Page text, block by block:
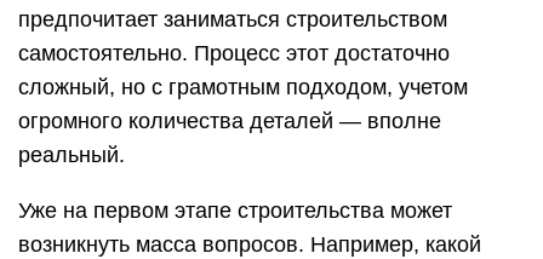
предпочитает заниматься строительством
самостоятельно. Процесс этот достаточно
сложный, но с грамотным подходом, учетом
огромного количества деталей — вполне
реальный.
Уже на первом этапе строительства может
возникнуть масса вопросов. Например, какой